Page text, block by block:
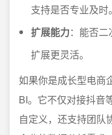
支持是否专业及时。
扩展能力：能否
扩展更灵活。
如果你是成长型电商
BI。它不仅对接抖音
自定义，还支持团队